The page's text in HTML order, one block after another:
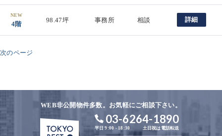
NEW
4階
98.47坪 事務所 相談 詳細
次のページ
WEB非公開物件多数。お気軽にご相談下さい。
03-6264-1890
平日 9:00 - 18:30 土日祝は電話転送